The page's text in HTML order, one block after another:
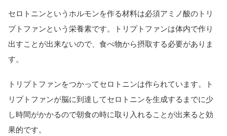
セロトニンというホルモンを作る材料は必須アミノ酸のトリ
プトファンという栄養素です。トリプトファンは体内で作り
出すことが出来ないので、食べ物から摂取する必要がありま
す。
トリプトファンをつかってセロトニンは作られています。ト
リプトファンが脳に到達してセロトニンを生成するまでに少
し時間がかかるので朝食の時に取り入れることが出来ると効
果的です。